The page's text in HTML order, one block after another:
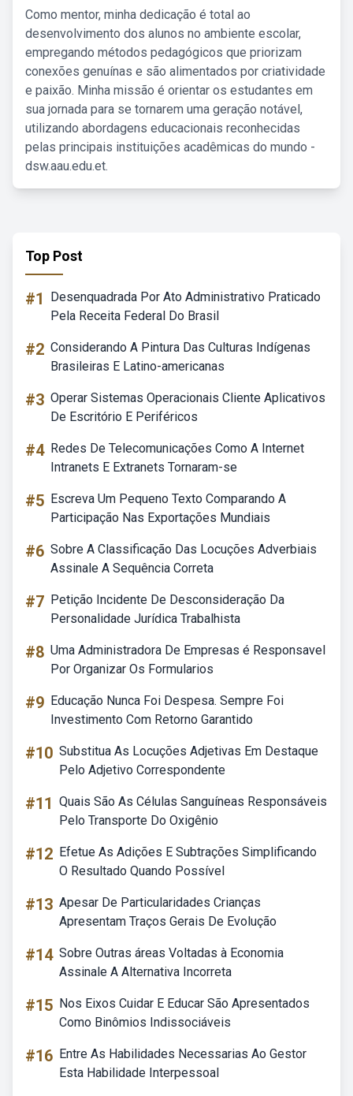
Como mentor, minha dedicação é total ao
desenvolvimento dos alunos no ambiente escolar,
empregando métodos pedagógicos que priorizam
conexões genuínas e são alimentados por criatividade
e paixão. Minha missão é orientar os estudantes em
sua jornada para se tornarem uma geração notável,
utilizando abordagens educacionais reconhecidas
pelas principais instituições acadêmicas do mundo -
dsw.aau.edu.et.
Top Post
#1
Desenquadrada Por Ato Administrativo Praticado
Pela Receita Federal Do Brasil
#2 Considerando A Pintura Das Culturas Indígenas
Brasileiras E Latino-americanas
#3 Operar Sistemas Operacionais Cliente Aplicativos
De Escritório E Periféricos
#4 Redes De Telecomunicações Como A Internet
Intranets E Extranets Tornaram-se
#5 Escreva Um Pequeno Texto Comparando A
Participação Nas Exportações Mundiais
#6 Sobre A Classificação Das Locuções Adverbiais
Assinale A Sequência Correta
#7 Petição Incidente De Desconsideração Da
Personalidade Jurídica Trabalhista
#8 Uma Administradora De Empresas é Responsavel
Por Organizar Os Formularios
#9 Educação Nunca Foi Despesa. Sempre Foi
Investimento Com Retorno Garantido
#10 Substitua As Locuções Adjetivas Em Destaque
Pelo Adjetivo Correspondente
#11 Quais São As Células Sanguíneas Responsáveis
Pelo Transporte Do Oxigênio
#12 Efetue As Adições E Subtrações Simplificando
O Resultado Quando Possível
#13 Apesar De Particularidades Crianças
Apresentam Traços Gerais De Evolução
#14 Sobre Outras áreas Voltadas à Economia
Assinale A Alternativa Incorreta
#15 Nos Eixos Cuidar E Educar São Apresentados
Como Binômios Indissociáveis
#16 Entre As Habilidades Necessarias Ao Gestor
Esta Habilidade Interpessoal